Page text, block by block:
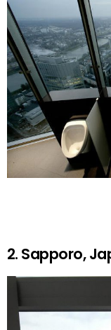
2. Sapporo,